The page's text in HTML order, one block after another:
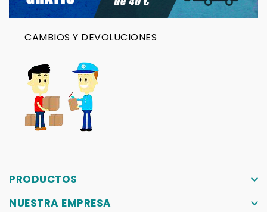
CAMBIOS Y DEVOLUCIONES
PRODUCTOS
keyboard_arrow_down
NUESTRA EMPRESA
keyboard_arrow_down